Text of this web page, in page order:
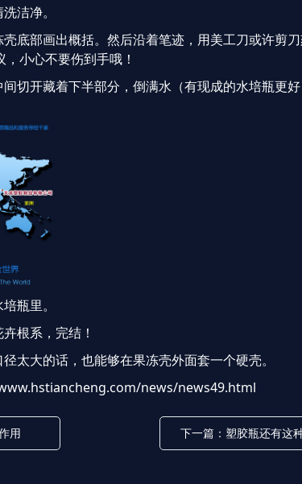
洁净。
底部画出概括。然后沿着笔迹，用美工刀或许剪
小心不要伤到手哦！
切开藏着下半部分，倒满水（有现成的水培瓶更
瓶里。
根系，完结！
太大的话，也能够在果冻壳外面套一个硬壳。
news/news49.html
用